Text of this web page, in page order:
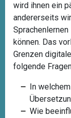
wird ihnen ein
andererseits
können. Das
Grenzen
folgende
In
Wie